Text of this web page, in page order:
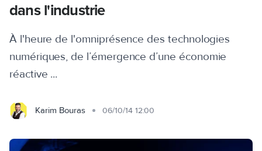
dans l'industrie
À l'heure de l'omniprésence des technologies
numériques, de l’émergence d’une économie
réactive ...
Karim Bouras 06/10/14 12:00